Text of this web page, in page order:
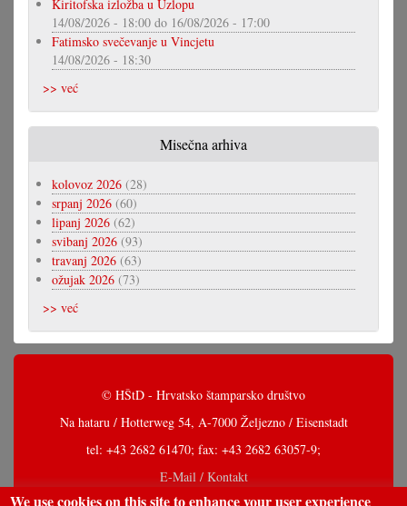
Kiritofska izložba u Uzlopu
14/08/2026 - 18:00 do 16/08/2026 - 17:00
Fatimsko svečevanje u Vincjetu
14/08/2026 - 18:30
>> već
Misečna arhiva
kolovoz 2026 (28)
srpanj 2026 (60)
lipanj 2026 (62)
svibanj 2026 (93)
travanj 2026 (63)
ožujak 2026 (73)
>> već
© HŠtD - Hrvatsko štamparsko društvo
Na hataru / Hotterweg 54, A-7000 Željezno / Eisenstadt
tel: +43 2682 61470; fax: +43 2682 63057-9;
E-Mail / Kontakt
We use cookies on this site to enhance your user experience